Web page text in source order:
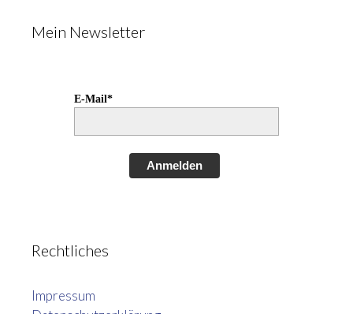
Mein Newsletter
E-Mail*
Anmelden
Rechtliches
Impressum